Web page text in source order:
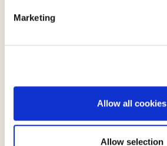
Marketing
Allow all cookies
Allow selection
Smånytt